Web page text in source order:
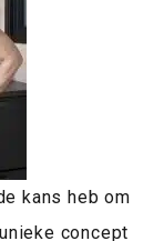
kans heb om
concept